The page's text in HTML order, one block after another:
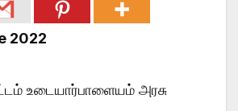
2022
உடையார்பாளையம் அரசு